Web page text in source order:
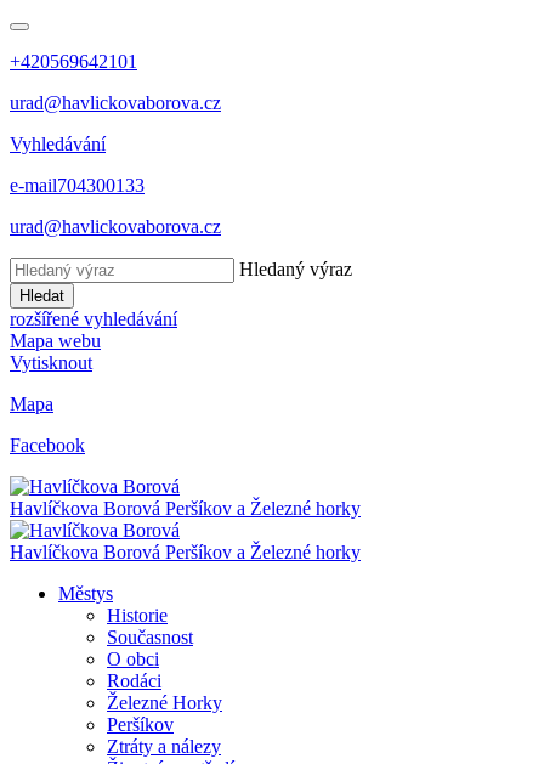
+420569642101
urad@havlickovaborova.cz
Vyhledávání
e-mail704300133
urad@havlickovaborova.cz
Hledaný výraz
Hledat
rozšířené vyhledávání
Mapa webu
Vytisknout
Mapa
Facebook
Havlíčkova Borová Peršíkov a Železné horky
Havlíčkova Borová Peršíkov a Železné horky
Městys
Historie
Současnost
O obci
Rodáci
Železné Horky
Peršíkov
Ztráty a nálezy